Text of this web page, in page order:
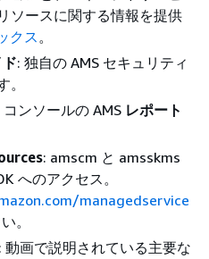
ソースに関する情報を提供
クス。
: 独自の AMS セキュリティ
ンソールの AMS レポート
: amscm と amsskms
へのアクセス。
managedservice
。
: 動画で説明されている主要な